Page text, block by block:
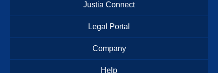
Justia Connect
Legal Portal
Company
Help